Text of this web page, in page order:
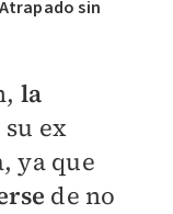
sin
la
ex
ya que
de no